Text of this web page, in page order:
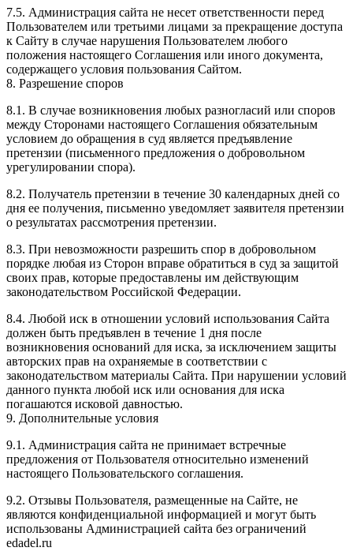
7.5. Администрация сайта не несет ответственности перед
Пользователем или третьими лицами за прекращение доступа
к Сайту в случае нарушения Пользователем любого
положения настоящего Соглашения или иного документа,
содержащего условия пользования Сайтом.
8. Разрешение споров
8.1. В случае возникновения любых разногласий или споров
между Сторонами настоящего Соглашения обязательным
условием до обращения в суд является предъявление
претензии (письменного предложения о добровольном
урегулировании спора).
8.2. Получатель претензии в течение 30 календарных дней со
дня ее получения, письменно уведомляет заявителя претензии
о результатах рассмотрения претензии.
8.3. При невозможности разрешить спор в добровольном
порядке любая из Сторон вправе обратиться в суд за защитой
своих прав, которые предоставлены им действующим
законодательством Российской Федерации.
8.4. Любой иск в отношении условий использования Сайта
должен быть предъявлен в течение 1 дня после
возникновения оснований для иска, за исключением защиты
авторских прав на охраняемые в соответствии с
законодательством материалы Сайта. При нарушении условий
данного пункта любой иск или основания для иска
погашаются исковой давностью.
9. Дополнительные условия
9.1. Администрация сайта не принимает встречные
предложения от Пользователя относительно изменений
настоящего Пользовательского соглашения.
9.2. Отзывы Пользователя, размещенные на Сайте, не
являются конфиденциальной информацией и могут быть
использованы Администрацией сайта без ограничений
edadel.ru